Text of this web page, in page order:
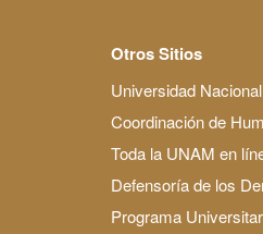
Otros Sitios
Universidad
Coordinación de
Toda la UNAM en
Defensoría de los
Programa